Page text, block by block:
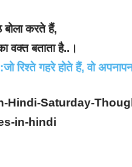
करते हैं,
वक्त बताता है..।
गहरे होते हैं, वो अपनापन
Hindi-Saturday-
in-hindi